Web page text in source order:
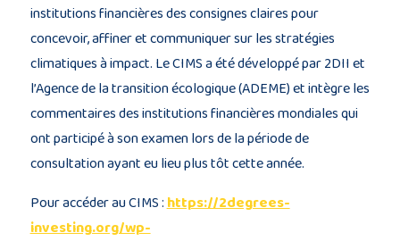
institutions financières des consignes claires pour
concevoir, affiner et communiquer sur les stratégies
climatiques à impact. Le CIMS a été développé par 2DII et
l’Agence de la transition écologique (ADEME) et intègre les
commentaires des institutions financières mondiales qui
ont participé à son examen lors de la période de
consultation ayant eu lieu plus tôt cette année.
Pour accéder au CIMS : https://2degrees-
investing.org/wp-